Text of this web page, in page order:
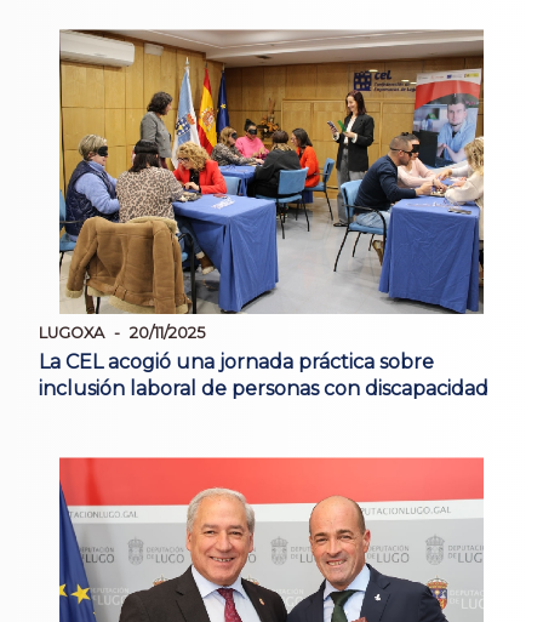
LUGOXA 20/11/2025
La CEL acogió una jornada práctica sobre
inclusión laboral de personas con discapacidad